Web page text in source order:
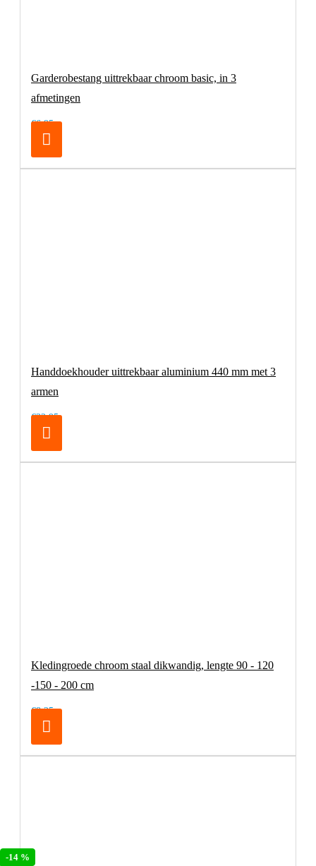
Garderobestang uittrekbaar chroom basic, in 3
afmetingen
€6,95
Handdoekhouder uittrekbaar aluminium 440 mm met 3
armen
€32,95
Kledingroede chroom staal dikwandig, lengte 90 - 120
-150 - 200 cm
€8,25
-14 %